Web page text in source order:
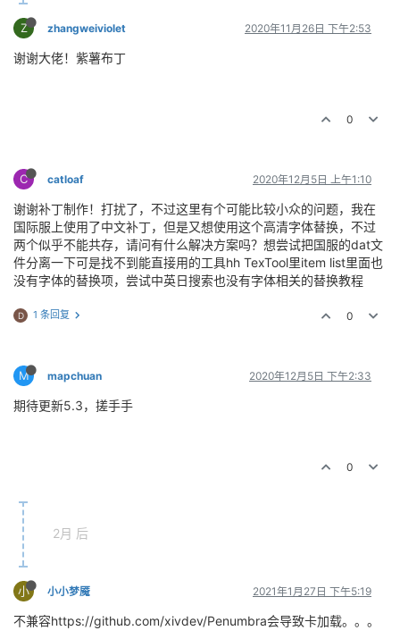
Z zhangweiviolet 2020年11月26日 下午2:53
谢谢大佬！紫薯布丁
0
C catloaf 2020年12月5日 上午1:10
谢谢补丁制作！打扰了，不过这里有个可能比较小众的问题，我在
国际服上使用了中文补丁，但是又想使用这个高清字体替换，不过
两个似乎不能共存，请问有什么解决方案吗？想尝试把国服的dat文
件分离一下可是找不到能直接用的工具hh TexTool里item list里面也
没有字体的替换项，尝试中英日搜索也没有字体相关的替换教程
D 1 条回复 0
M mapchuan 2020年12月5日 下午2:33
期待更新5.3，搓手手
0
2月 后
小 小小梦魇 2021年1月27日 下午5:19
不兼容https://github.com/xivdev/Penumbra会导致卡加载。。。